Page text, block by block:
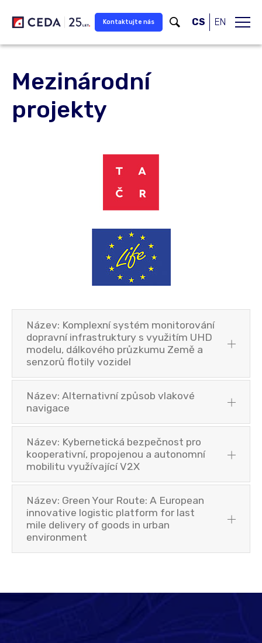
Kontaktujte nás CS EN
Mezinárodní
projekty
Název: Komplexní systém monitorování
dopravní infrastruktury s využitím UHD
modelu, dálkového průzkumu Země a
senzorů flotily vozidel
Název: Alternativní způsob vlakové
navigace
Název: Kybernetická bezpečnost pro
kooperativní, propojenou a autonomní
mobilitu využívající V2X
Název: Green Your Route: A European
innovative logistic platform for last
mile delivery of goods in urban
environment